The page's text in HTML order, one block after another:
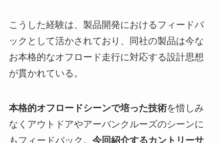
こうした経験は、製品開発におけるフィードバ
ックとして活かされており、同社の製品は今な
お本格的なオフロード走行に対応する設計思想
が貫かれている。
本格的オフロードシーンで培った技術を惜しみ
なくアウトドアやアーバンクルーズのシーンに
もフィードバック。 今回紹介するカントリーサ